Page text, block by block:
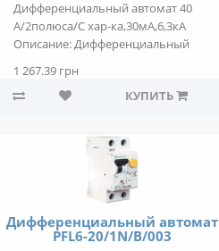
Дифференциальный автомат 40
А/2полюса/С хар-ка,30мА,6,3кА
Описание: Дифференциальный
1 267.39 грн
КУПИТЬ
Дифференциальный автомат
PFL6-20/1N/B/003